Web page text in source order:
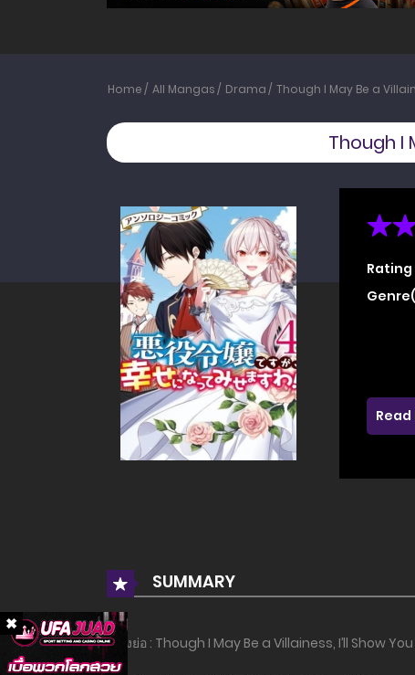
Home All Mangas Drama Though I May Be a
Though I
Rating
Read
SUMMARY
เรื่องย่อ : Though I May Be a Villainess, I’ll Show